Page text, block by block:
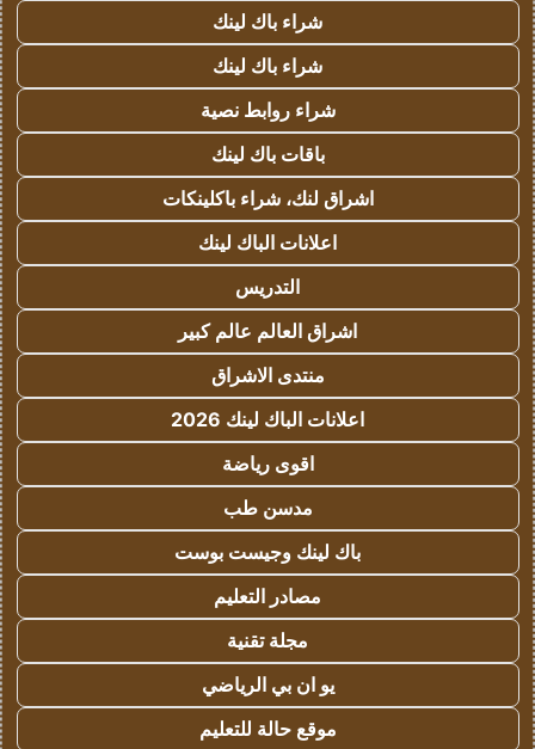
شراء باك لينك
شراء باك لينك
شراء روابط نصية
باقات باك لينك
اشراق لنك، شراء باكلينكات
اعلانات الباك لينك
التدريس
اشراق العالم عالم كبير
منتدى الاشراق
اعلانات الباك لينك 2026
اقوى رياضة
مدسن طب
باك لينك وجيست بوست
مصادر التعليم
مجلة تقنية
يو ان بي الرياضي
موقع حالة للتعليم